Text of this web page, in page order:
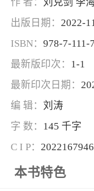
作 者： 刘克剑 李
出版日期： 2022-
ISBN： 978-7-111-
最新版印次： 1-1
最新印次日期：
编 辑： 刘涛
字 数： 145 千字
C I P：
本书特色